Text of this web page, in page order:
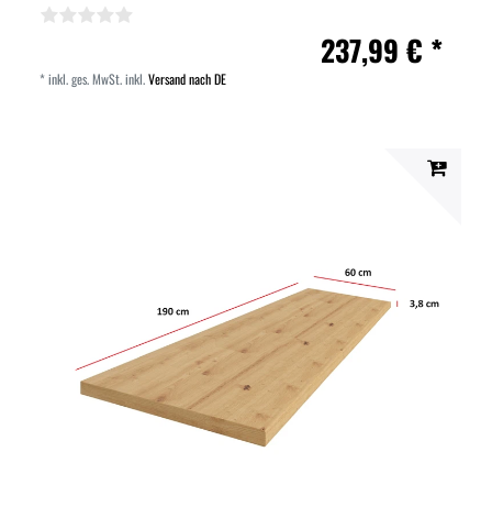
237,99 € *
*inkl. ges. MwSt.inkl.Versand nach DE